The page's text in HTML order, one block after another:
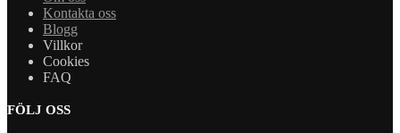
Kontakta oss
Blogg
Villkor
Cookies
FAQ
FÖLJ OSS